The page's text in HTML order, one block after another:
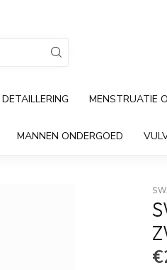
MENSTRUATIE
MANNEN ONDERGOED